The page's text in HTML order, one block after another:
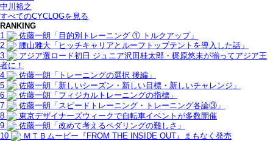
中川裕之
すべてのCYCLOGを見る
RANKING
1
佐藤一朗「目的別トレーニング ① トルクアップ」
2
腰山雅大「ヒッチキャリアとルーフトップテントを導入した話」
3
アジア選ロード初日 ジュニア沢田桂太郎・梶原悠未が揃ってアジア王
者に！
4
佐藤一朗「トレーニングの選択 後編」
5
佐藤一朗「新しいシーズン・新しい目標・新しいチャレンジ」
6
佐藤一朗「フィジカルトレーニングの指標」
7
佐藤一朗「スピードトレーニング・トレーニング各論③」
8
東京デザイナーズウィークで自転車イベントが多数開催
9
佐藤一朗「改めて考えるペダリングの難しさ」
10
ＭＴＢムービー『FROM THE INSIDE OUT』まもなく発売